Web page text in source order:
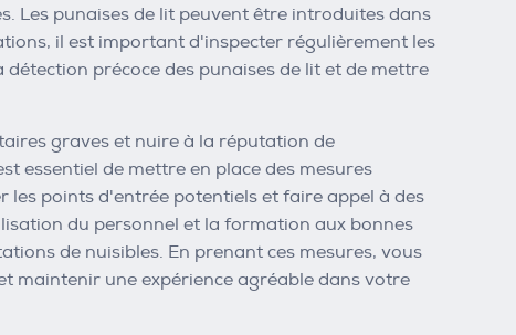
Les punaises de lit peuvent être introduites dans
il est important d'inspecter régulièrement les
précoce des punaises de lit et de mettre
graves et nuire à la réputation de
essentiel de mettre en place des mesures
les points d'entrée potentiels et faire appel à des
du personnel et la formation aux bonnes
de nuisibles. En prenant ces mesures, vous
maintenir une expérience agréable dans votre